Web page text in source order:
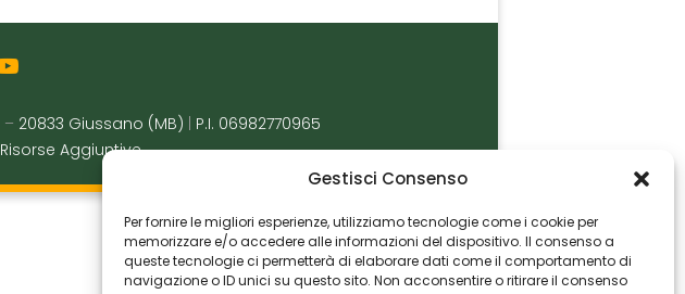
Gestisci Consenso
Per fornire le migliori esperienze, utilizziamo tecnologie come i cookie per
memorizzare e/o accedere alle informazioni del dispositivo. Il consenso a
queste tecnologie ci permetterà di elaborare dati come il comportamento di
navigazione o ID unici su questo sito. Non acconsentire o ritirare il consenso
– 20833 Giussano (MB)
P.I. 06982770965
Risorse Aggiuntive